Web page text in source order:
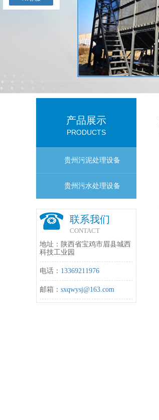
产品展示
PRODUCTS
贵州污泥处理设备
贵州污水处理设备
联系我们
CONTACT
地址：陕西省宝鸡市眉县城西
科技工业园
电话： 13369211976
邮箱： sxqwysj@163.com